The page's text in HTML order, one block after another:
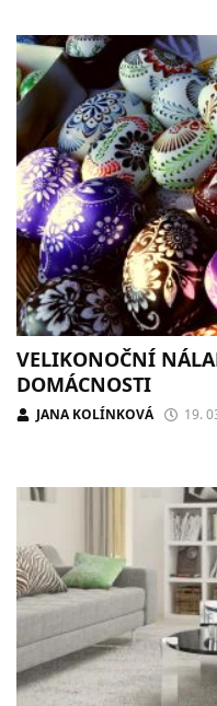
VELIKONOČNÍ
DOMÁCNOSTI
JANA KOLÍNKOVÁ 19.